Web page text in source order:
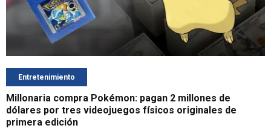
Entretenimiento
Millonaria compra Pokémon: pagan 2 millones de
dólares por tres videojuegos físicos originales de
primera edición